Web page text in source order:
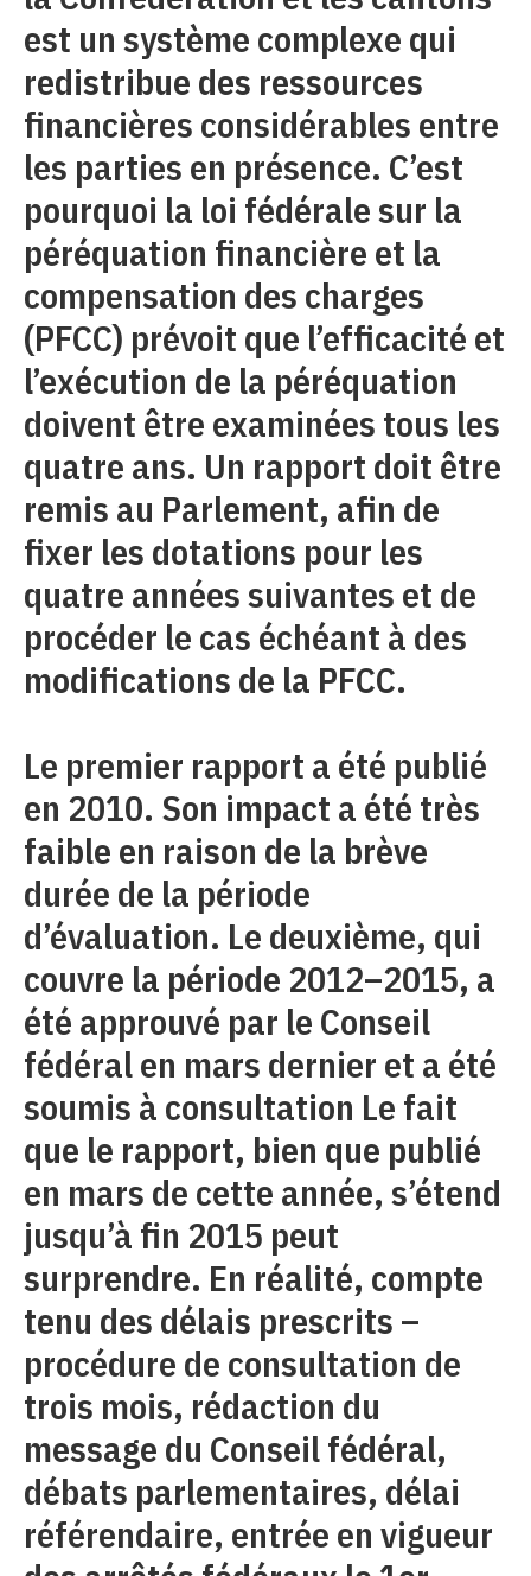
est un système complexe qui
redistribue des ressources
financières considérables entre
les parties en présence. C’est
pourquoi la loi fédérale sur la
péréquation financière et la
compensation des charges
(PFCC) prévoit que l’efficacité et
l’exécution de la péréquation
doivent être examinées tous les
quatre ans. Un rapport doit être
remis au Parlement, afin de
fixer les dotations pour les
quatre années suivantes et de
procéder le cas échéant à des
modifications de la PFCC.
Le premier rapport a été publié
en 2010. Son impact a été très
faible en raison de la brève
durée de la période
d’évaluation. Le deuxième, qui
couvre la période 2012–2015, a
été approuvé par le Conseil
fédéral en mars dernier et a été
soumis à consultation Le fait
que le rapport, bien que publié
en mars de cette année, s’étend
jusqu’à fin 2015 peut
surprendre. En réalité, compte
tenu des délais prescrits –
procédure de consultation de
trois mois, rédaction du
message du Conseil fédéral,
débats parlementaires, délai
référendaire, entrée en vigueur